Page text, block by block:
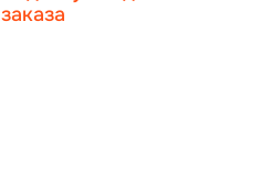
шт
заказа